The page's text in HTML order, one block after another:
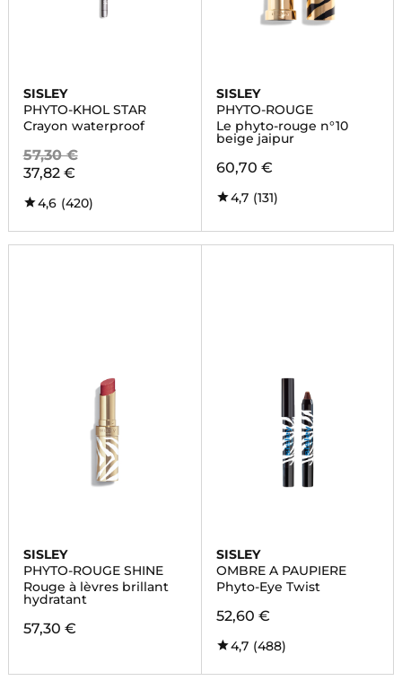
SISLEY
PHYTO-KHOL STAR
Crayon waterproof
57,30 €
37,82 €
4,6 (420)
SISLEY
PHYTO-ROUGE
Le phyto-rouge n°10
beige jaipur
60,70 €
4,7 (131)
SISLEY
PHYTO-ROUGE SHINE
Rouge à lèvres brillant
hydratant
57,30 €
SISLEY
OMBRE A PAUPIERE
Phyto-Eye Twist
52,60 €
4,7 (488)